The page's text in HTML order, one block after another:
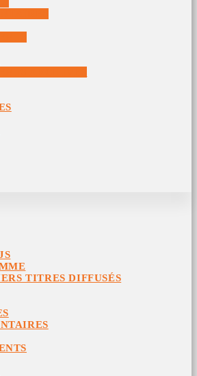
TITRES DIFFUSÉS